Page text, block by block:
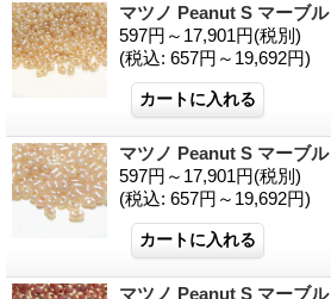
マツノ Peanut S マーブル
597円～17,901円(税別)
(税込: 657円～19,692円)
マツノ Peanut S マーブル
597円～17,901円(税別)
(税込: 657円～19,692円)
マツノ Peanut S マーブル